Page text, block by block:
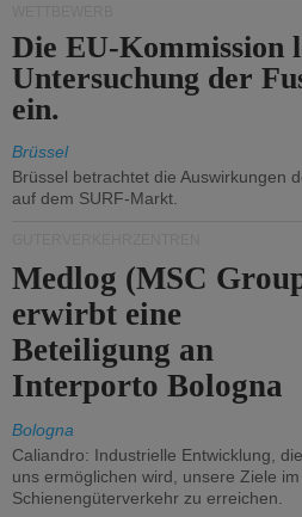
Die EU-Kommission
Untersuchung der
ein.
Brüssel
Brüssel betrachtet die Auswirkungen
auf dem SURF-Markt.
Medlog (MSC
erwirbt eine
Beteiligung an
Interporto Bologna
Bologna
Caliandro: Industrielle Entwicklung,
uns ermöglichen wird, unsere Ziele im
Schienengüterverkehr zu erreichen.